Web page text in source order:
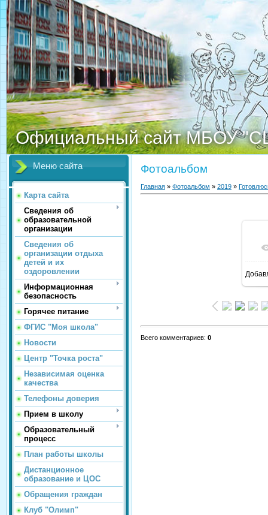
Официальный сайт МБОУ
Меню сайта
Карта сайта
Сведения об
образовательной
организации
Сведения об
организации отдыха
детей и их
оздоровлении
Информационная
безопасность
Горячее питание
ФГИС "Моя школа"
Новости
Центр "Точка роста"
Независимая оценка
качества
Телефоны доверия
Прием в школу
Образовательный
процесс
План работы школы
Дистанционное
образование и ЦОС
Обращения граждан
Клуб "Олимп"
Фотоальбом
Главная » Фотоальбом » 2019 »
Всего комментариев: 0